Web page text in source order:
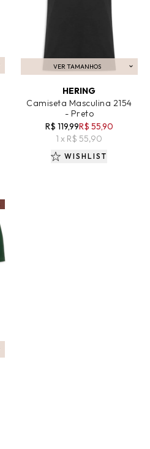
VER TAMANHOS
ADICIONAR AO CARRINHO
HERING
Camiseta Masculina 2154
- Preto
R$ 119,99R$ 55,90
1 x R$ 55,90
WISHLIST